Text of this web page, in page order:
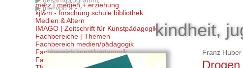
merz | medien + erziehung
kjl&m - forschung.schule.bibliothek
Medien & Altern
IMAGO | Zeitschrift für Kunstpädagogik
Fachbereiche | Themen
Fachbereich medien/pädagogik
Fachbereich kunst/pädagogik
Fachbereich kultur/pädagogik
titel von a - z
kindheit,
Franz Huber